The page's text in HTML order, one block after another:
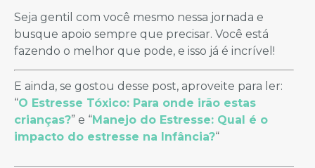
Seja gentil com você mesmo nessa jornada e
busque apoio sempre que precisar. Você está
fazendo o melhor que pode, e isso já é incrível!
E ainda, se gostou desse post, aproveite para ler:
“O Estresse Tóxico: Para onde irão estas
crianças?” e “Manejo do Estresse: Qual é o
impacto do estresse na Infância?“